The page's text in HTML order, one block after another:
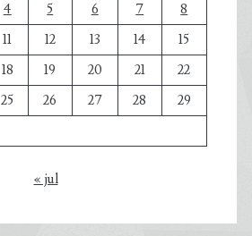
4 5 6 7
8
11 12 13 14
15
18 19 20 21
22
25 26 27 28
29
« jul